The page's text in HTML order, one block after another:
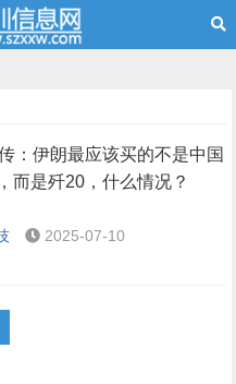
：伊朗最应该买的不是中国
而是歼20，什么情况？
2025-07-10